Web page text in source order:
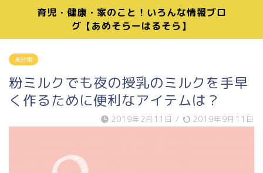
育児・健康・家のこと！いろんな情報ブロ
グ【あめそらーはるそら】
未分類
粉ミルクでも夜の授乳のミルクを手早
く作るために便利なアイテムは？
2019年2月11日 / 2019年9月11日